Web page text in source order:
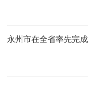
永州市在全省率先完